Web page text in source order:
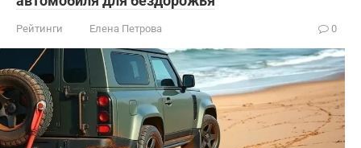
Рейтинги Елена Петрова 0